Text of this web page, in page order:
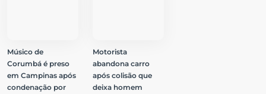
Músico de
Corumbá é preso
em Campinas após
condenação por
Motorista
abandona carro
após colisão que
deixa homem